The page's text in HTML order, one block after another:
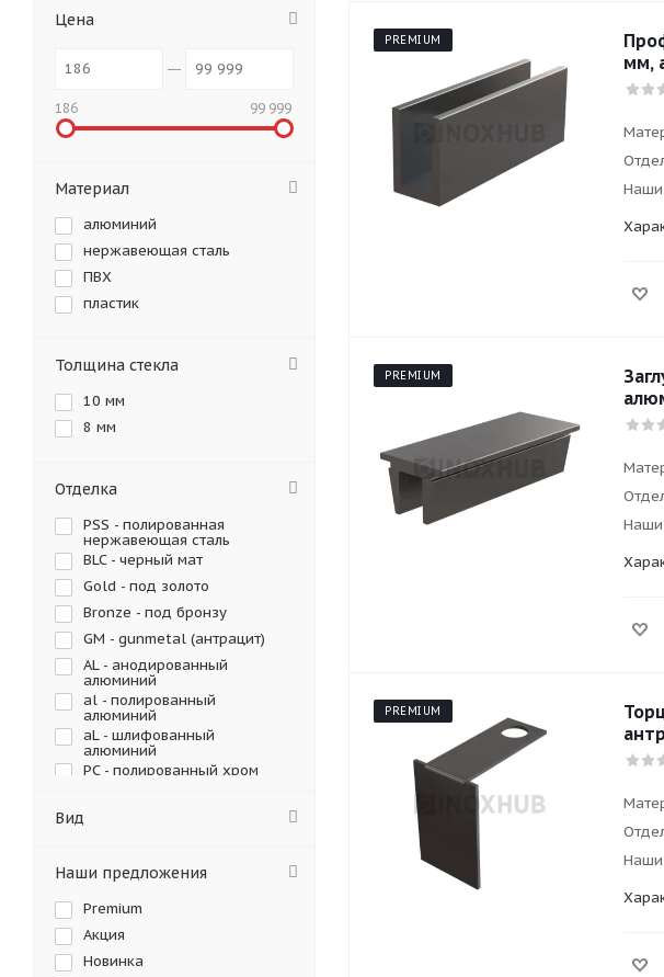
PREMIUM
мм,
Наши
PREMIUM
Наши
PREMIUM
Наши
Цена
186 99 999
Материал
алюминий
нержавеющая сталь
ПВХ
пластик
Толщина стекла
10 мм
8 мм
Отделка
PSS - полированная
нержавеющая сталь
BLC - черный мат
Gold - под золото
Bronze - под бронзу
GM - gunmetal (антрацит)
AL - анодированный
алюминий
al - полированный
алюминий
aL - шлифованный
алюминий
PC - полированный хром
Вид
Наши предложения
Premium
Акция
Новинка